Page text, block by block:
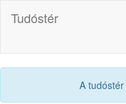
Tudóstér
A tudóstér